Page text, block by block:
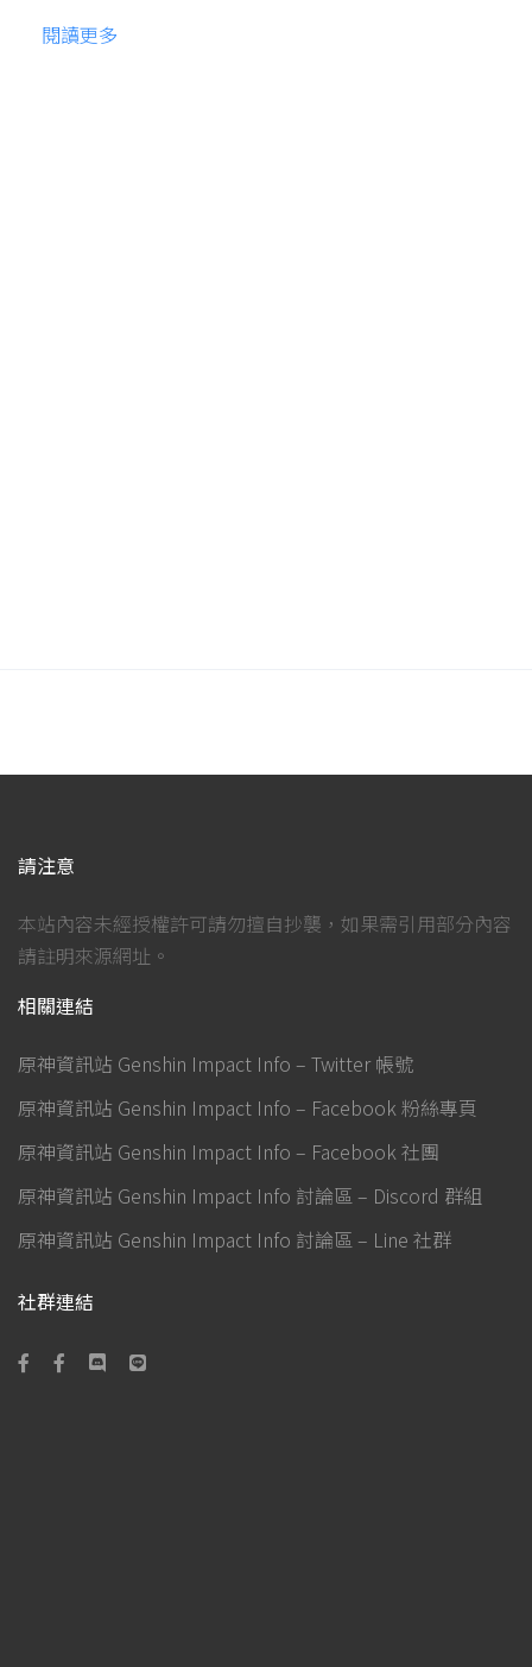
閱讀更多
請注意
本站內容未經授權許可請勿擅自抄襲，如果需引用部分內容
請註明來源網址。
相關連結
原神資訊站 Genshin Impact Info – Twitter 帳號
原神資訊站 Genshin Impact Info – Facebook 粉絲專頁
原神資訊站 Genshin Impact Info – Facebook 社團
原神資訊站 Genshin Impact Info 討論區 – Discord 群組
原神資訊站 Genshin Impact Info 討論區 – Line 社群
社群連結